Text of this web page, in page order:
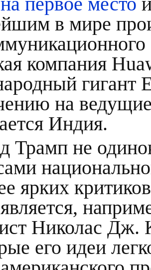
в мире
компания
гигант
на
Индия.
Трамп не
ярких
Николас Дж.
его идеи